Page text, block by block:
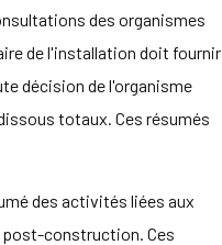
des organismes
de l'installation doit fournir
décision de l'organisme
totaux. Ces résumés
des activités liées aux
post-construction. Ces